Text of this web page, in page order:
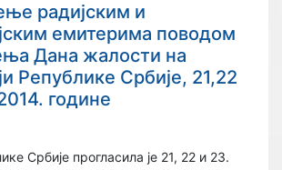
радијским и
емитерима поводом
Дана жалости на
Републике Србије, 21,22
године
Србије прогласила је 21, 22 и 23.